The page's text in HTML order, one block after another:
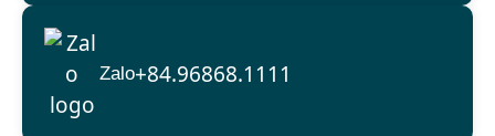
Zalo+84.96868.1111